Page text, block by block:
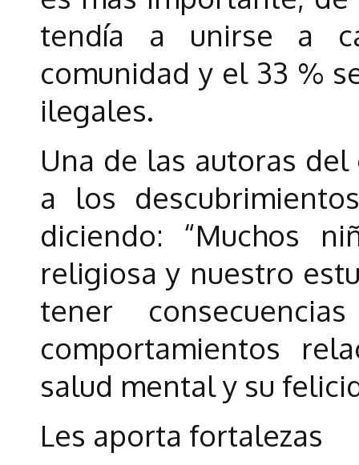
tendía a unirse a
comunidad y el 33 %
ilegales.
Una de las autoras del
a los
diciendo: “Muchos
religiosa y nuestro
tener
comportamientos
salud mental y su
Les aporta fortalezas